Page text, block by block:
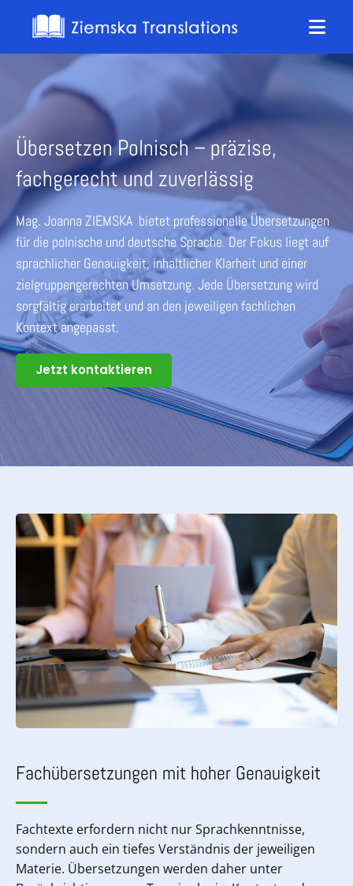
Übersetzen Polnisch – präzise,
fachgerecht und zuverlässig
Mag. Joanna ZIEMSKA bietet professionelle Übersetzungen
für die polnische und deutsche Sprache. Der Fokus liegt auf
sprachlicher Genauigkeit, inhaltlicher Klarheit und einer
zielgruppengerechten Umsetzung. Jede Übersetzung wird
sorgfältig erarbeitet und an den jeweiligen fachlichen
Kontext angepasst.
Jetzt kontaktieren
Fachübersetzungen mit hoher Genauigkeit
Fachtexte erfordern nicht nur Sprachkenntnisse,
sondern auch ein tiefes Verständnis der jeweiligen
Materie. Übersetzungen werden daher unter